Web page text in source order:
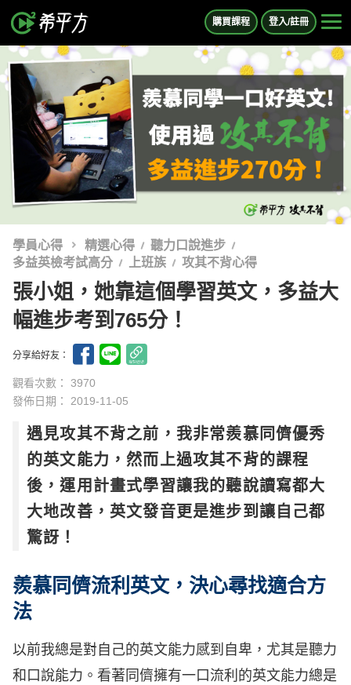
購買課程 登入/註冊
學員心得 精選心得
聽力口說進步
多益英檢考試高分
上班族 攻其不背心得
張小姐，她靠這個學習英文，多益大
幅進步考到765分！
分享給好友：
觀看次數： 3970
發佈日期： 2019-11-05
遇見攻其不背之前，我非常羨慕同儕優秀
的英文能力，然而上過攻其不背的課程
後，運用計畫式學習讓我的聽說讀寫都大
大地改善，英文發音更是進步到讓自己都
驚訝！
羨慕同儕流利英文，決心尋找適合方
法
以前我總是對自己的英文能力感到自卑，尤其是聽力
和口說能力。看著同儕擁有一口流利的英文能力總是